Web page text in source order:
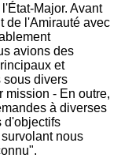
Major. Avant
de l'Amirauté avec
avions des
et
sous divers
mission - En outre,
à diverses
d'objectifs
nous